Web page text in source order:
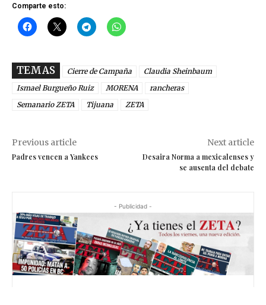
Comparte esto:
TEMAS Cierre de Campaña
Claudia Sheinbaum
Ismael Burgueño Ruiz
MORENA
rancheras
Semanario ZETA
Tijuana ZETA
Previous article
Padres vencen a Yankees
Next article
Desaira Norma a mexicalenses y
se ausenta del debate
- Publicidad -